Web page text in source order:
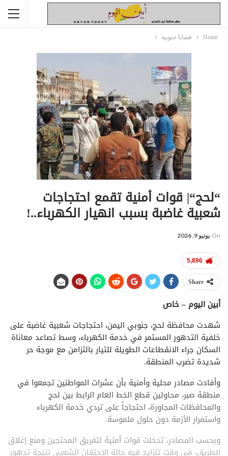
Home قضايا جنوبية
“لحج“| قوات أمنية تقمع احتجاجات
شعبية غاضبة بسبب انهيار الكهرباء..!
On يونيو 9, 2026
5,896
Share
أبين اليوم – خاص
شهدت محافظة لحج، جنوبي اليمن، احتجاجات شعبية غاضبة على
خلفية التدهور المستمر في خدمة الكهرباء، وسط تصاعد معاناة
السكان جراء الانقطاعات الطويلة للتيار بالتزامن مع موجة حر
شديدة تضرب المنطقة.
وأفادت مصادر محلية وأمنية بأن عشرات المواطنين تجمعوا في
منطقة صبر، محاولين قطع الخط العام الرابط بين لحج
والمحافظات المجاورة، احتجاجاً على تردي خدمة الكهرباء
واستمرار الأزمة دون حلول ملموسة.
وبحسب المصادر، تدخلت قوات أمنية لتفريق المحتجين ومنع إغلاق
الطريق، في وقت تتزايد فيه حالة الاحتقان الشعبي نتيجة تدهور